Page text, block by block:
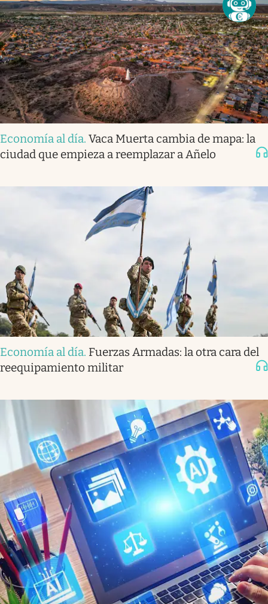
Economía al día. Vaca Muerta cambia de mapa: la
ciudad que empieza a reemplazar a Añelo
Economía al día. Fuerzas Armadas: la otra cara del
reequipamiento militar